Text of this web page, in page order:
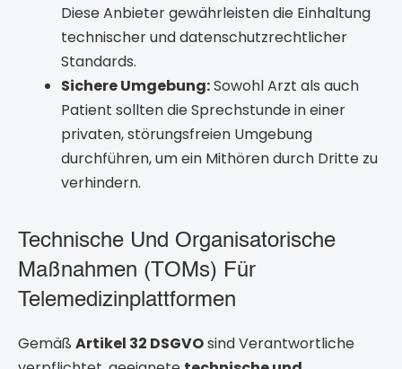
Diese Anbieter gewährleisten die Einhaltung
technischer und datenschutzrechtlicher
Standards.
Sichere Umgebung:Sowohl Arzt als auch
Patient sollten die Sprechstunde in einer
privaten, störungsfreien Umgebung
durchführen, um ein Mithören durch Dritte zu
verhindern.
Technische Und Organisatorische
Maßnahmen (TOMs) Für
Telemedizinplattformen
Gemäß Artikel 32 DSGVOsind Verantwortliche